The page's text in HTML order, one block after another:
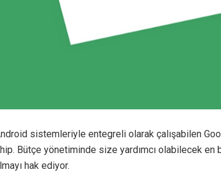
sistemleriyle entegreli olarak çalışabilen
Bütçe yönetiminde size yardımcı olabilecek en
hak ediyor.